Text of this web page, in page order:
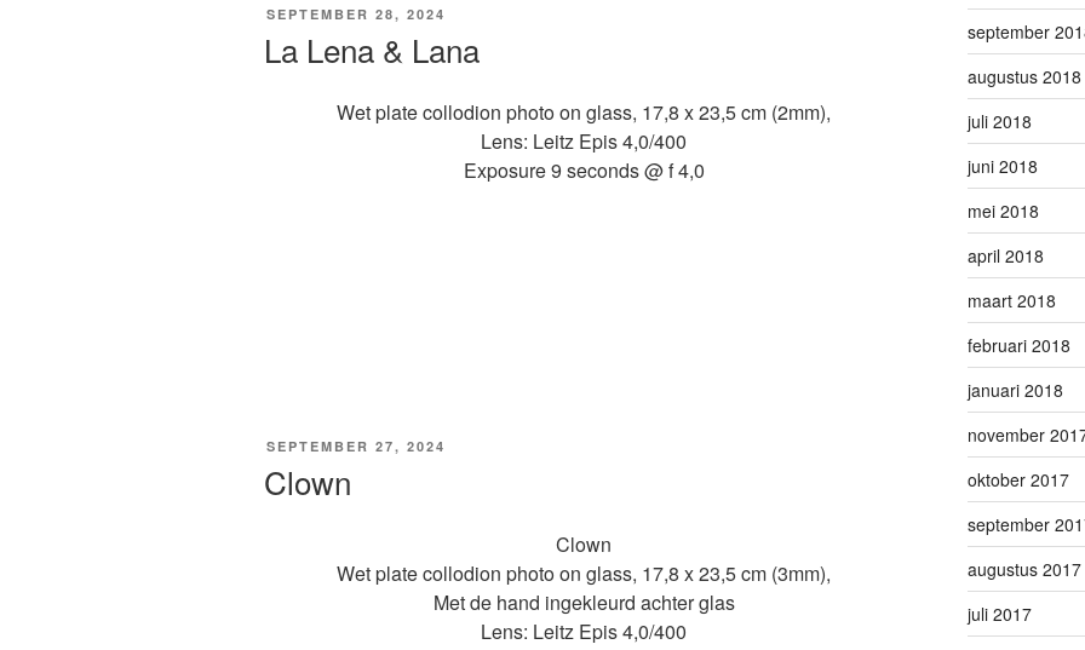
GEPLAATST
SEPTEMBER 28, 2024
La Lena & Lana
Wet plate collodion photo on glass, 17,8 x 23,5 cm (2mm),
Lens: Leitz Epis 4,0/400
Exposure 9 seconds @ f 4,0
GEPLAATST
SEPTEMBER 27, 2024
Clown
Clown
Wet plate collodion photo on glass, 17,8 x 23,5 cm (3mm),
Met de hand ingekleurd achter glas
Lens: Leitz Epis 4,0/400
september
augustus 2018
juli 2018
juni 2018
mei 2018
april 2018
maart 2018
februari 2018
januari 2018
november
oktober 2017
september
augustus 2017
juli 2017